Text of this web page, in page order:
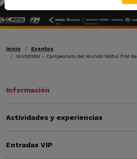
Inicio
Eventos
WorldSBK - Campeonato del Mundo Motul FIM
Información
Actividades y experiencias
Entradas VIP